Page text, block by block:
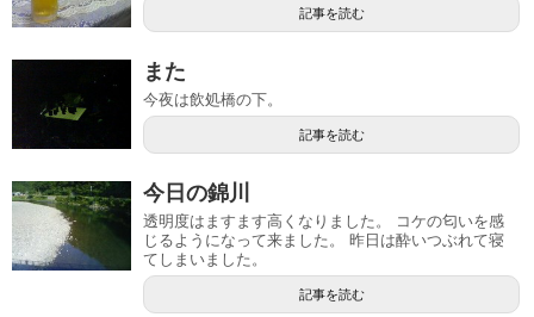
記事を読む
また
今夜は飲処橋の下。
記事を読む
今日の錦川
透明度はますます高くなりました。 コケの匂いを感
じるようになって来ました。 昨日は酔いつぶれて寝
てしまいました。
記事を読む